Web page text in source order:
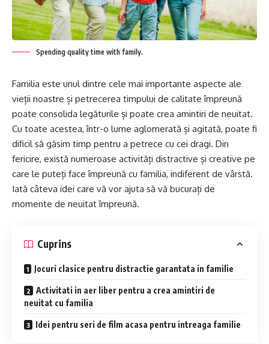
Spending quality time with family.
Familia este unul dintre cele mai importante aspecte ale
vieții noastre și petrecerea timpului de calitate împreună
poate consolida legăturile și poate crea amintiri de neuitat.
Cu toate acestea, într-o lume aglomerată și agitată, poate fi
dificil să găsim timp pentru a petrece cu cei dragi. Din
fericire, există numeroase activități distractive și creative pe
care le puteți face împreună cu familia, indiferent de vârstă.
Iată câteva idei care vă vor ajuta să vă bucurați de
momente de neuitat împreună.
Cuprins
Jocuri clasice pentru distractie garantata in familie
Activitati in aer liber pentru a crea amintiri de
neuitat cu familia
Idei pentru seri de film acasa pentru intreaga familie